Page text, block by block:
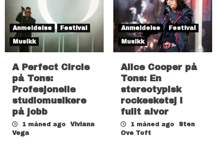
Anmeldelse
Festival
Musikk
A Perfect Circle
på Tons:
Profesjonelle
studiomusikere
på jobb
1 måned ago
Viviana
Vega
Anmeldelse
Festival
Musikk
Alice Cooper på
Tons: En
stereotypisk
rockesketsj i
fullt alvor
1 måned ago
Sten
Ove Toft